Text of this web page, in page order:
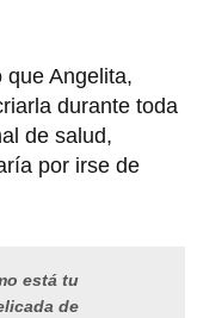
que Angelita,
durante toda
de salud,
por irse de
está tu
de